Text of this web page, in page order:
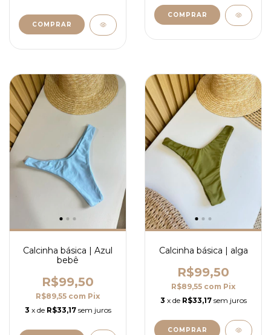
COMPRAR
COMPRAR
Calcinha básica | Azul
bebê
R$99,50
R$89,55 com Pix
3 x de R$33,17 sem juros
Calcinha básica | alga
R$99,50
R$89,55 com Pix
3 x de R$33,17 sem juros
COMPRAR